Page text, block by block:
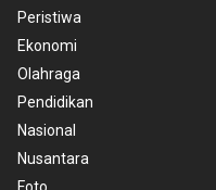
Peristiwa
Ekonomi
Olahraga
Pendidikan
Nasional
Nusantara